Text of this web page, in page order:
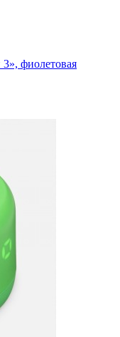
фиолетовая